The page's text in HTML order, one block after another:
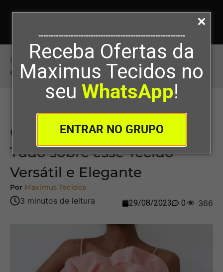
-----------------------------------------------------------
Receba Ofertas da
Maximus Tecidos no
seu WhatsApp!
ENTRAR NO GRUPO
Início>O que é Tafetá? Descubra Tudo sobre
esse Tecido Versátil e Elegante
O que é Tafetá? Descubra
Tudo sobre esse Tecido
Versátil e Elegante
Por Maximus Tecidos
29/08/2023 0 366